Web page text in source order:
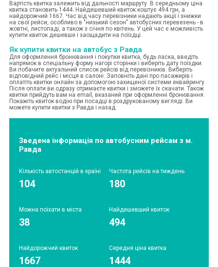
Вартість квитка залежить від дальності маршруту. В середньому ціна
квитка становить 1444. Найдешевший квиток коштує 494 грн, а
найдорожчий 1667. Час від часу перевізники надають акції і знижки
на свої рейси, особливо в "низький сезон" автобусних перевезень - в
жовтні, листопаді, а також з січня по квітень. У цей час є можливість
купити квиток дешевше і заощадити на поїздці.
Як купити квитки на автобус з Равда
Для оформлення бронювання і покупки квитка, будь ласка, введіть
напрямок в спеціальну форму нагорі сторінки і виберіть дату поїздки.
Ви побачите актуальний список рейсів від перевізників. Виберіть
відповідний рейс і місця в салоні. Заповніть дані про пасажирів і
оплатіть квитки онлайн за допомогою захищеної системи еквайрингу.
Після оплати ви одразу отримаєте квитки і зможете їх скачати. Також
квитки прийдуть вам на email, вказаний при оформленні бронювання.
Покажіть квиток водію при посадці в роздрукованому вигляді. Ви
можете купити квитки з Равда і назад.
Зведена інформація по автобусним рейсам з м.
Равда
Кількість автостанцій в країні
104
Частота рейсів на тиждень
180
Можна поїхати в міста
38
Найдешевший квиток
494
Найдорожчий квиток
1667
Середня ціна квитка
1444